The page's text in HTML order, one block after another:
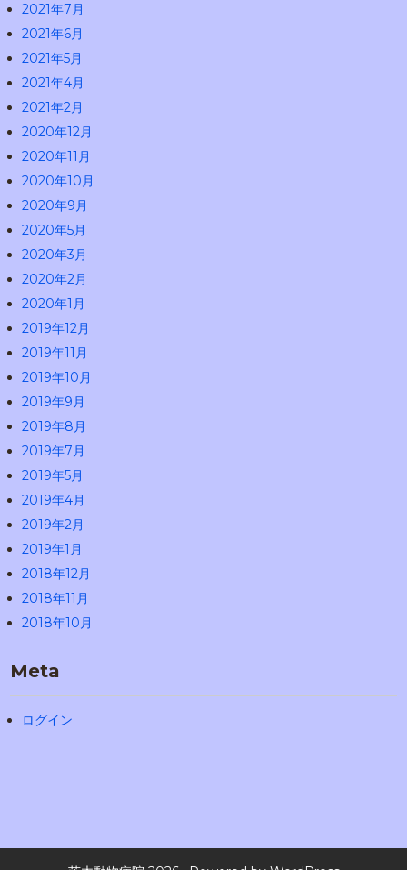
2021年7月
2021年6月
2021年5月
2021年4月
2021年2月
2020年12月
2020年11月
2020年10月
2020年9月
2020年5月
2020年3月
2020年2月
2020年1月
2019年12月
2019年11月
2019年10月
2019年9月
2019年8月
2019年7月
2019年5月
2019年4月
2019年2月
2019年1月
2018年12月
2018年11月
2018年10月
Meta
ログイン